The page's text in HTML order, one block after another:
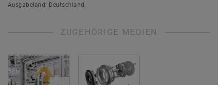
Ausgabeland: Deutschland
ZUGEHÖRIGE MEDIEN